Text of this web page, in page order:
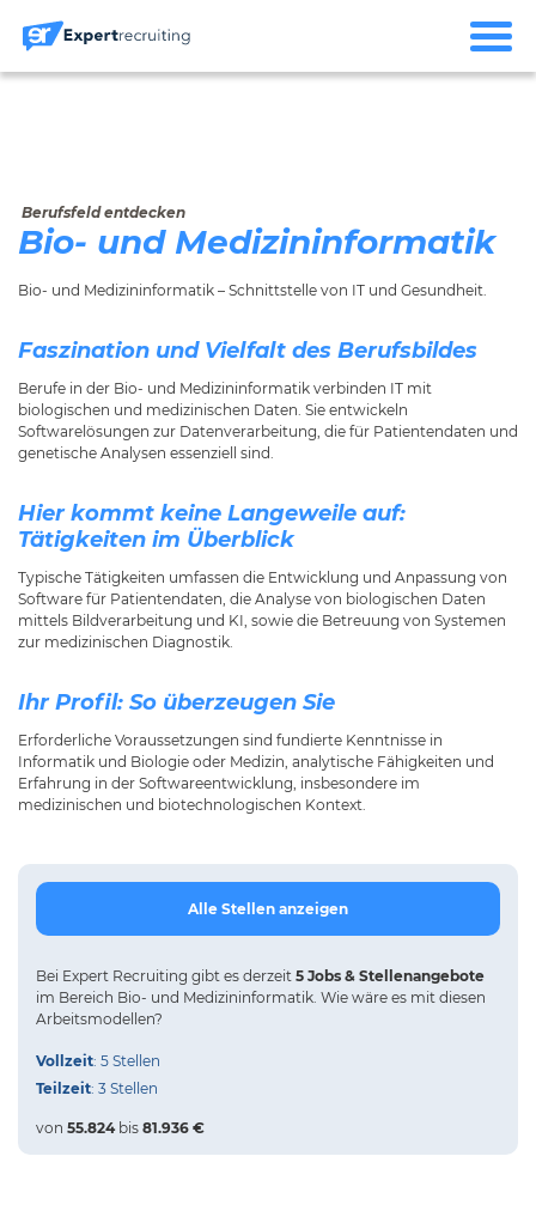
Berufsfeld entdecken
Bio- und Medizininformatik
Bio- und Medizininformatik – Schnittstelle von IT und Gesundheit.
Faszination und Vielfalt des Berufsbildes
Berufe in der Bio- und Medizininformatik verbinden IT mit
biologischen und medizinischen Daten. Sie entwickeln
Softwarelösungen zur Datenverarbeitung, die für Patientendaten und
genetische Analysen essenziell sind.
Hier kommt keine Langeweile auf:
Tätigkeiten im Überblick
Typische Tätigkeiten umfassen die Entwicklung und Anpassung von
Software für Patientendaten, die Analyse von biologischen Daten
mittels Bildverarbeitung und KI, sowie die Betreuung von Systemen
zur medizinischen Diagnostik.
Ihr Profil: So überzeugen Sie
Erforderliche Voraussetzungen sind fundierte Kenntnisse in
Informatik und Biologie oder Medizin, analytische Fähigkeiten und
Erfahrung in der Softwareentwicklung, insbesondere im
medizinischen und biotechnologischen Kontext.
Alle Stellen anzeigen
Bei Expert Recruiting gibt es derzeit 5 Jobs & Stellenangebote
im Bereich Bio- und Medizininformatik. Wie wäre es mit diesen
Arbeitsmodellen?
Vollzeit: 5 Stellen
Teilzeit: 3 Stellen
von 55.824bis 81.936 €